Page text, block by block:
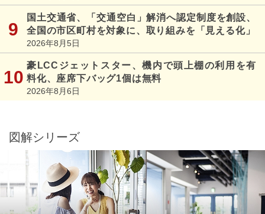
国土交通省、「交通空白」解消へ認定制度を創設、
全国の市区町村を対象に、取り組みを「見える化」
2026年8月5日
豪LCCジェットスター、機内で頭上棚の利用を有
料化、座席下バッグ1個は無料
2026年8月6日
図解シリーズ